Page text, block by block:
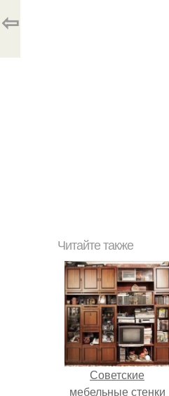
⇦
Читайте также
Советские
мебельные стенки